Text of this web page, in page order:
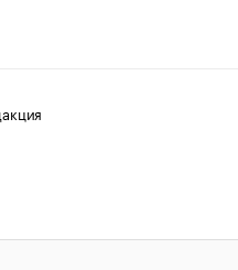
авторских прав